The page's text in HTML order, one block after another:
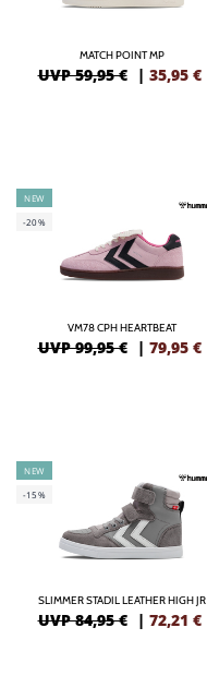
MATCH POINT MP
UVP 59,95 € | 35,95 €
NEW
-20%
VM78 CPH HEARTBEAT
UVP 99,95 € | 79,95 €
NEW
-15%
SLIMMER STADIL LEATHER HIGH JR
UVP 84,95 € | 72,21 €